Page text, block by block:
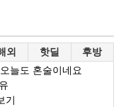
외 핫딜 후방
늘도 혼술이네요
기